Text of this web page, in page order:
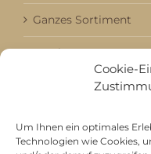
Cookie-
Um Ihnen ein optimales
Technologien wie Cookies,
Ganzes Sortiment
Kataloge
Aktuell / Saison